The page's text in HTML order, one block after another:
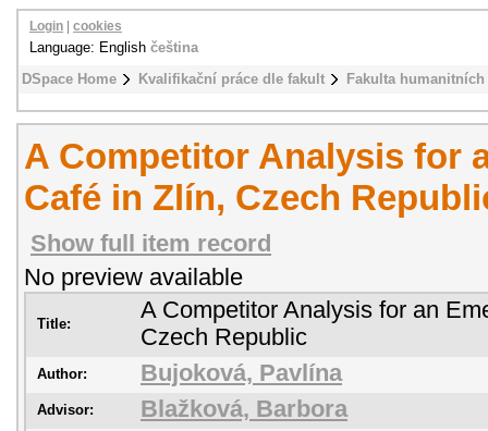
DSpace Home Kvalifikační práce dle fakult Fakulta
Login cookies
Language: English čeština
A Competitor Analysis for
Café in Zlín, Czech
Show full item record
No preview available
Title:
A Competitor Analysis for an
Czech Republic
Author: Bujoková, Pavlína
Advisor: Blažková, Barbora